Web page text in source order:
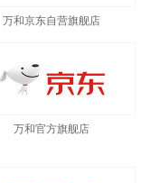
万和京东自营旗舰店
万和官方旗舰店